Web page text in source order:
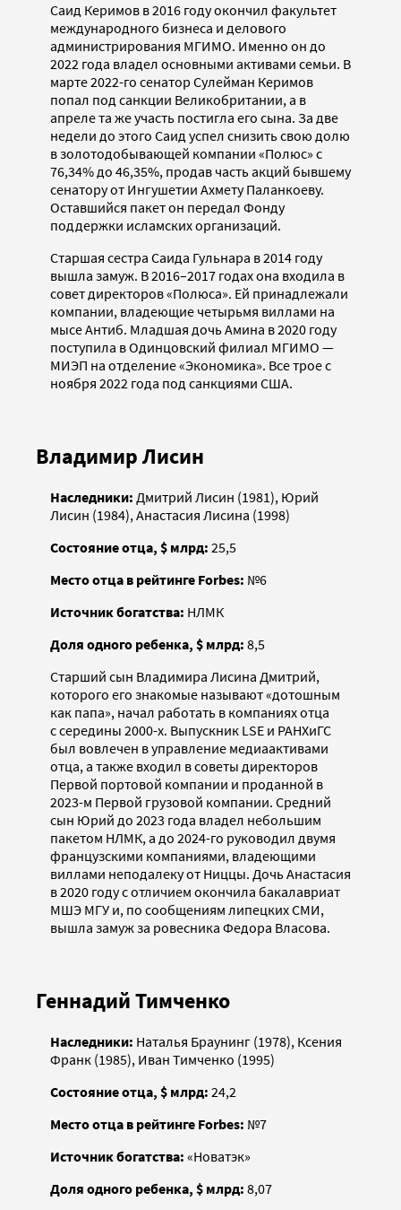
Саид Керимов в 2016 году окончил факультет
международного бизнеса и делового
администрирования МГИМО. Именно он до
2022 года владел основными активами семьи. В
марте 2022-го сенатор Сулейман Керимов
попал под санкции Великобритании, а в
апреле та же участь постигла его сына. За две
недели до этого Саид успел снизить свою долю
в золотодобывающей компании «Полюс» с
76,34% до 46,35%, продав часть акций бывшему
сенатору от Ингушетии Ахмету Паланкоеву.
Оставшийся пакет он передал Фонду
поддержки исламских организаций.
Старшая сестра Саида Гульнара в 2014 году
вышла замуж. В 2016–2017 годах она входила в
совет директоров «Полюса». Ей принадлежали
компании, владеющие четырьмя виллами на
мысе Антиб. Младшая дочь Амина в 2020 году
поступила в Одинцовский филиал МГИМО —
МИЭП на отделение «Экономика». Все трое с
ноября 2022 года под санкциями США.
Владимир Лисин
Наследники: Дмитрий Лисин (1981), Юрий
Лисин (1984), Анастасия Лисина (1998)
Состояние отца, $ млрд: 25,5
Место отца в рейтинге Forbes: №6
Источник богатства: НЛМК
Доля одного ребенка, $ млрд: 8,5
Старший сын Владимира Лисина Дмитрий,
которого его знакомые называют «дотошным
как папа», начал работать в компаниях отца
с середины 2000-х. Выпускник LSE и РАНХиГС
был вовлечен в управление медиаактивами
отца, а также входил в советы директоров
Первой портовой компании и проданной в
2023-м Первой грузовой компании. Средний
сын Юрий до 2023 года владел небольшим
пакетом НЛМК, а до 2024-го руководил двумя
французскими компаниями, владеющими
виллами неподалеку от Ниццы. Дочь Анастасия
в 2020 году с отличием окончила бакалавриат
МШЭ МГУ и, по сообщениям липецких СМИ,
вышла замуж за ровесника Федора Власова.
Геннадий Тимченко
Наследники: Наталья Браунинг (1978), Ксения
Франк (1985), Иван Тимченко (1995)
Состояние отца, $ млрд: 24,2
Место отца в рейтинге Forbes: №7
Источник богатства: «Новатэк»
Доля одного ребенка, $ млрд: 8,07